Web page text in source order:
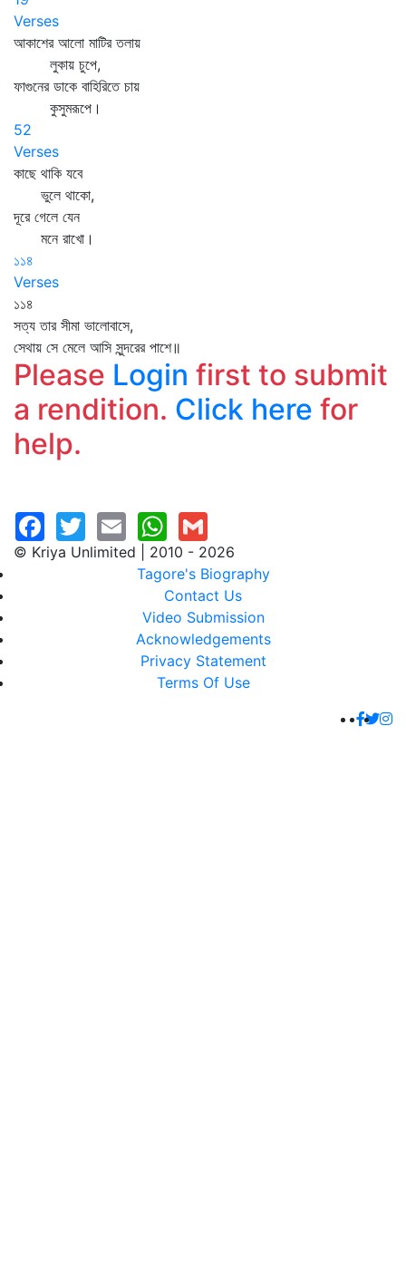
Verses
আকাশের আলো মাটির তলায়
লুকায় চুপে,
ফাগুনের ডাকে বাহিরিতে চায়
কুসুমরূপে।
52
Verses
কাছে থাকি যবে
ভুলে থাকো,
দূরে গেলে যেন
মনে রাখো।
১১৪
Verses
১১৪
সত্য তার সীমা ভালোবাসে,
সেথায় সে মেলে আসি সুন্দরের পাশে॥
Please Login first to submit
a rendition. Click here for
help.
© Kriya Unlimited | 2010 - 2026
Tagore's Biography
Contact Us
Video Submission
Acknowledgements
Privacy Statement
Terms Of Use